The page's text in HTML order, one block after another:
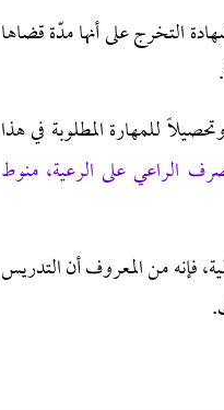
التخرج على أنها مدّة قضاها
للمهارة المطلوبة في هذا
الراعي على الرعية، منوط
فإنه من المعروف أن التدريس